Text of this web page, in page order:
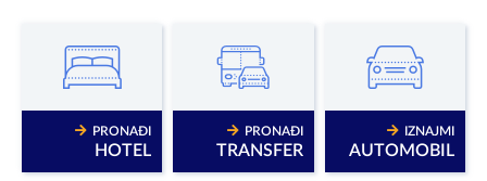
PRONAĐI
HOTEL
PRONAĐI
TRANSFER
IZNAJMI
AUTOMOBIL